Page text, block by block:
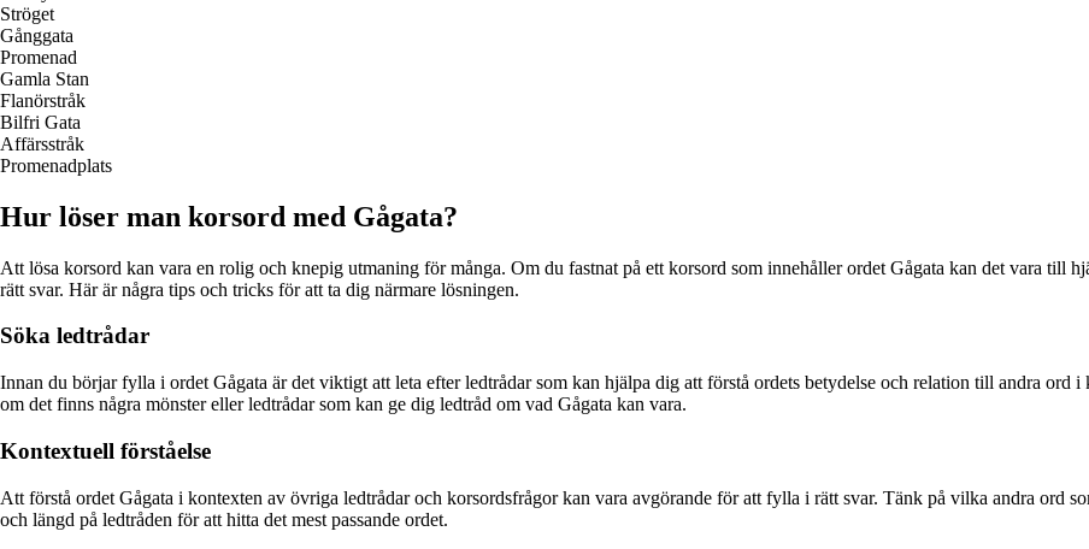
Ströget
Gånggata
Promenad
Gamla Stan
Flanörstråk
Bilfri Gata
Affärsstråk
Promenadplats
Hur löser man korsord med Gågata?
Att lösa korsord kan vara en rolig och knepig utmaning för många. Om du fastnat på ett korsord som innehåller ordet Gågata kan det vara till
rätt svar. Här är några tips och tricks för att ta dig närmare lösningen.
Söka ledtrådar
Innan du börjar fylla i ordet Gågata är det viktigt att leta efter ledtrådar som kan hjälpa dig att förstå ordets betydelse och relation till andra ord
om det finns några mönster eller ledtrådar som kan ge dig ledtråd om vad Gågata kan vara.
Kontextuell förståelse
Att förstå ordet Gågata i kontexten av övriga ledtrådar och korsordsfrågor kan vara avgörande för att fylla i rätt svar. Tänk på vilka andra ord
och längd på ledtråden för att hitta det mest passande ordet.